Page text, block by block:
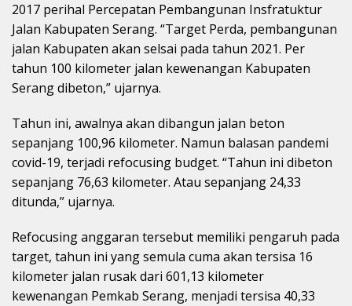
2017 perihal Percepatan Pembangunan Insfratuktur
Jalan Kabupaten Serang. “Target Perda, pembangunan
jalan Kabupaten akan selsai pada tahun 2021. Per
tahun 100 kilometer jalan kewenangan Kabupaten
Serang dibeton,” ujarnya.
Tahun ini, awalnya akan dibangun jalan beton
sepanjang 100,96 kilometer. Namun balasan pandemi
covid-19, terjadi refocusing budget. “Tahun ini dibeton
sepanjang 76,63 kilometer. Atau sepanjang 24,33
ditunda,” ujarnya.
Refocusing anggaran tersebut memiliki pengaruh pada
target, tahun ini yang semula cuma akan tersisa 16
kilometer jalan rusak dari 601,13 kilometer
kewenangan Pemkab Serang, menjadi tersisa 40,33